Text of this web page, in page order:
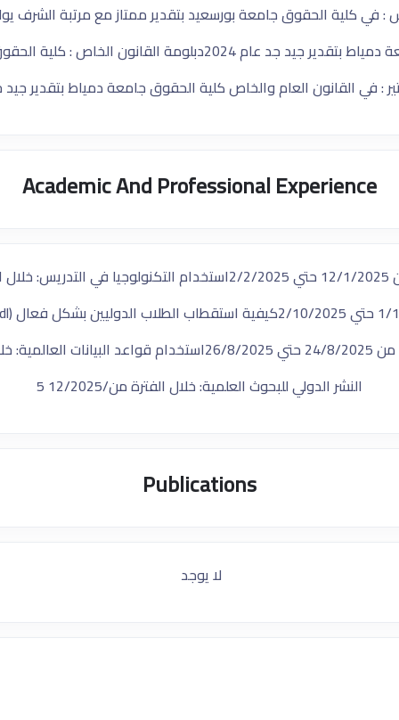
: في كلية الحقوق جامعة بورسعيد بتقدير ممتاز مع مرتبة الشرف يوليو
بتقدير جيد جد عام 2024
​دبلومة القانون الخاص : كلية
: في القانون العام والخاص كلية الحقوق جامعة دمياط بتقدير جيد جد
Academic And Professional Experience
​استخدام التكنولوجيا في التدريس: خلال الفترة من 5/10/
​كيفية استقطاب الطلاب الدوليين بشكل فعال (ibdl): خلال الفترة من 28/8/2025 حتي 28/8/202
استخدام قواعد البيانات العالمية: خلال الفترة من
النشر الدولي للبحوث العلمية: خلال الفترة من​/12/2025 5
Publications
لا يوجد